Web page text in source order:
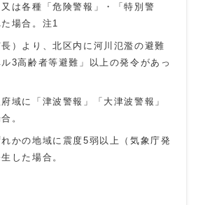
又は各種「危険警報」・「特別警
場合。注 1
）より、北区内に河川氾濫の避難
3高齢者等避難」以上の発令があっ
域に「津波警報」「大津波警報」
。
かの地域に震度5弱以上（気象庁発
した場合。